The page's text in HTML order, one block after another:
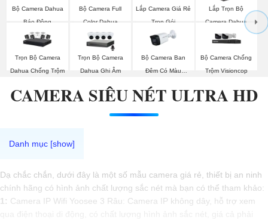
Bộ Camera Dahua
Báo Động
Bộ Camera Full
Color Dahua
Lắp Camera Giá Rẻ
Trọn Gói
Lắp Trọn Bộ
Camera Dahua
Trọn Bộ Camera
Dahua Chống Trộm
Trọn Bộ Camera
Dahua Ghi Âm
Bộ Camera Ban
Đêm Có Màu
Bộ Camera Chống
Trộm Visioncop
CAMERA SIÊU NÉT ULTRA HD
Dạ chắc chắn, dưới đây là một số mẫu camera giá rẻ, thiết bị an ninh
chính hãng có hình ảnh chất lượng sắc nét mà bạn có thể tham khảo:
1: Camera IP Wifi Yoosee 3 Râu: Camera IP không dây, hỗ trợ xem